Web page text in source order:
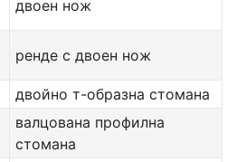
двоен нож
ренде с двоен нож
двойно т-образна стомана
валцована профилна
стомана